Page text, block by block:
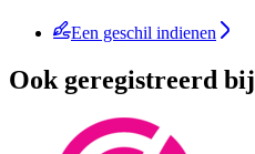
Een geschil indienen
Ook geregistreerd bij